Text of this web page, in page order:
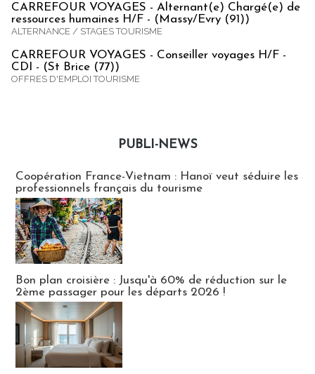
CARREFOUR VOYAGES - Alternant(e) Chargé(e) de
ressources humaines H/F - (Massy/Evry (91))
ALTERNANCE / STAGES TOURISME
CARREFOUR VOYAGES - Conseiller voyages H/F -
CDI - (St Brice (77))
OFFRES D'EMPLOI TOURISME
PUBLI-NEWS
Coopération France-Vietnam : Hanoï veut séduire les
professionnels français du tourisme
Bon plan croisière : Jusqu'à 60% de réduction sur le
2ème passager pour les départs 2026 !